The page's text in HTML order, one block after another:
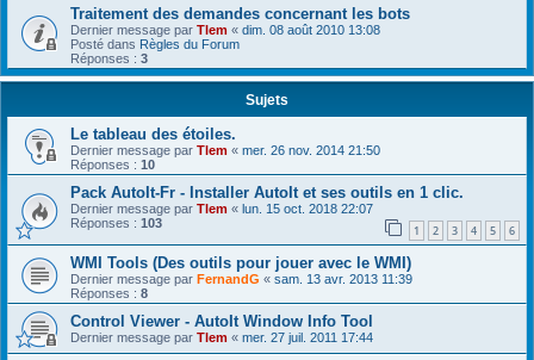
Traitement des demandes concernant les bots
Dernier message par Tlem « dim. 08 août 2010 13:08
Posté dans Règles du Forum
Réponses : 3
Sujets
Le tableau des étoiles.
Dernier message par Tlem « mer. 26 nov. 2014 21:50
Réponses : 10
Pack AutoIt-Fr - Installer AutoIt et ses outils en 1 clic.
Dernier message par Tlem « lun. 15 oct. 2018 22:07
Réponses : 103 1 2 3 4 5 6
WMI Tools (Des outils pour jouer avec le WMI)
Dernier message par FernandG « sam. 13 avr. 2013 11:39
Réponses : 8
Control Viewer - AutoIt Window Info Tool
Dernier message par Tlem « mer. 27 juil. 2011 17:44